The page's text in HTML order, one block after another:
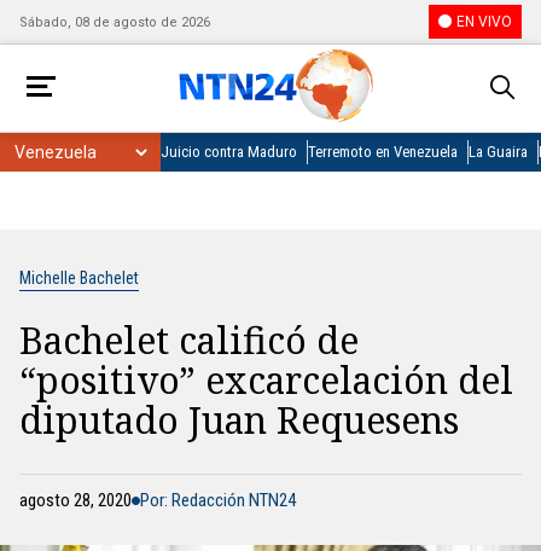
Sábado, 08 de agosto de 2026 EN VIVO
Juicio contra Maduro Terremoto en Venezuela La Guaira
Michelle Bachelet
Bachelet calificó de
“positivo” excarcelación del
diputado Juan Requesens
agosto 28, 2020 Por: Redacción NTN24